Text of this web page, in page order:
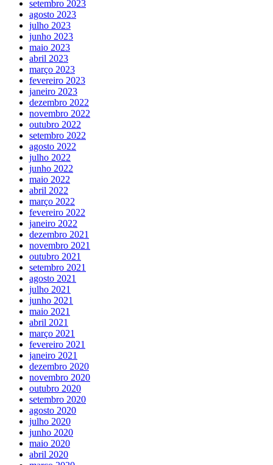
setembro 2023
agosto 2023
julho 2023
junho 2023
maio 2023
abril 2023
março 2023
fevereiro 2023
janeiro 2023
dezembro 2022
novembro 2022
outubro 2022
setembro 2022
agosto 2022
julho 2022
junho 2022
maio 2022
abril 2022
março 2022
fevereiro 2022
janeiro 2022
dezembro 2021
novembro 2021
outubro 2021
setembro 2021
agosto 2021
julho 2021
junho 2021
maio 2021
abril 2021
março 2021
fevereiro 2021
janeiro 2021
dezembro 2020
novembro 2020
outubro 2020
setembro 2020
agosto 2020
julho 2020
junho 2020
maio 2020
abril 2020